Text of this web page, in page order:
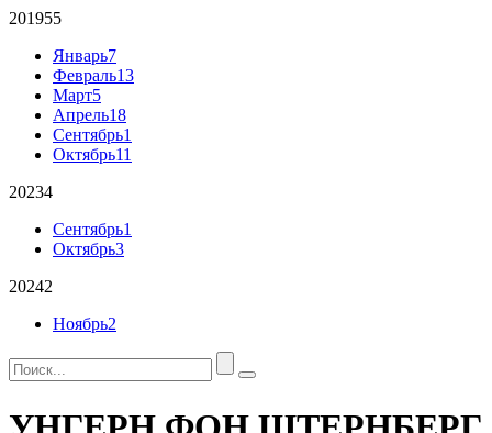
201955
Январь7
Февраль13
Март5
Апрель18
Сентябрь1
Октябрь11
20234
Сентябрь1
Октябрь3
20242
Ноябрь2